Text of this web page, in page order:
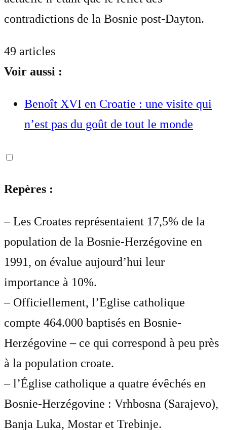
contradictions de la Bosnie post-Dayton.
49 articles
Voir aussi :
Benoît XVI en Croatie : une visite qui
n’est pas du goût de tout le monde
Repères :
– Les Croates représentaient 17,5% de la
population de la Bosnie-Herzégovine en
1991, on évalue aujourd’hui leur
importance à 10%.
– Officiellement, l’Eglise catholique
compte 464.000 baptisés en Bosnie-
Herzégovine – ce qui correspond à peu près
à la population croate.
– l’Église catholique a quatre évêchés en
Bosnie-Herzégovine : Vrhbosna (Sarajevo),
Banja Luka, Mostar et Trebinje.